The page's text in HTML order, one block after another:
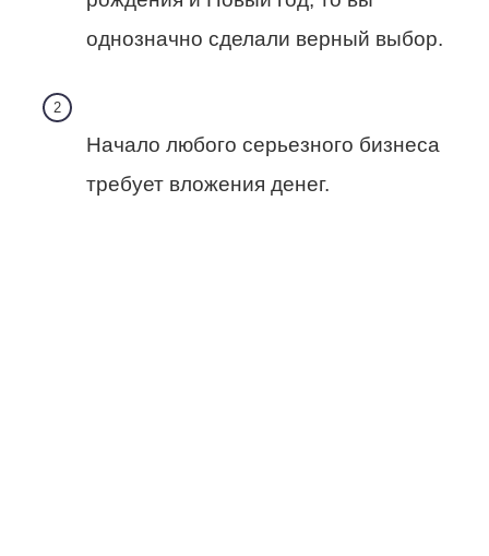
однозначно сделали верный выбор.
Начало любого серьезного бизнеса
требует вложения денег.